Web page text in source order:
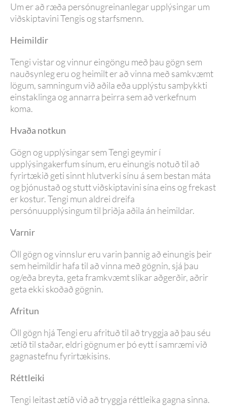
Um er að ræða persónugreinanlegar upplýsingar um
viðskiptavini Tengis og starfsmenn.
Heimildir
Tengi vistar og vinnur eingöngu með þau gögn sem
nauðsynleg eru og heimilt er að vinna með samkvæmt
lögum, samningum við aðila eða upplýstu samþykkti
einstaklinga og annarra þeirra sem að verkefnum
koma.
Hvaða notkun
Gögn og upplýsingar sem Tengi geymir í
upplýsingakerfum sínum, eru einungis notuð til að
fyrirtækið geti sinnt hlutverki sínu á sem bestan máta
og þjónustað og stutt viðskiptavini sína eins og frekast
er kostur. Tengi mun aldrei dreifa
persónuupplýsingum til þriðja aðila án heimildar.
Varnir
Öll gögn og vinnslur eru varin þannig að einungis þeir
sem heimildir hafa til að vinna með gögnin, sjá þau
og/eða breyta, geta framkvæmt slíkar aðgerðir, aðrir
geta ekki skoðað gögnin.
Afritun
Öll gögn hjá Tengi eru afrituð til að tryggja að þau séu
ætíð til staðar, eldri gögnum er þó eytt í samræmi við
gagnastefnu fyrirtækisins.
Réttleiki
Tengi leitast ætíð við að tryggja réttleika gagna sinna.